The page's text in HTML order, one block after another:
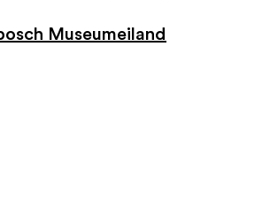
Museumeiland